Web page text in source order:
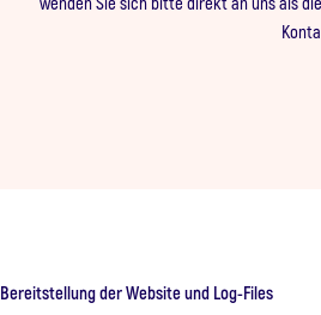
Bereitstellung der Website und Log-Files